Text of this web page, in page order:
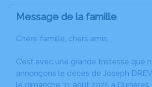
Message de la famille
Chère famille, chers amis,
C’est avec une grande tristesse que
annonçons le décès de Joseph
le dimanche 31 août 2025 à Dunières.